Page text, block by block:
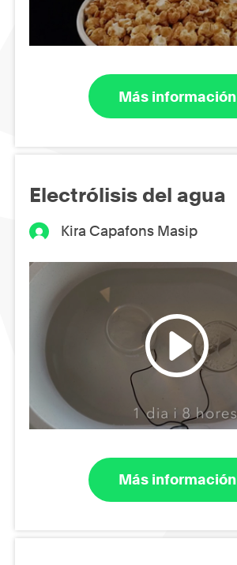
Más información
Electrólisis del agua
Kira Capafons Masip
Más información